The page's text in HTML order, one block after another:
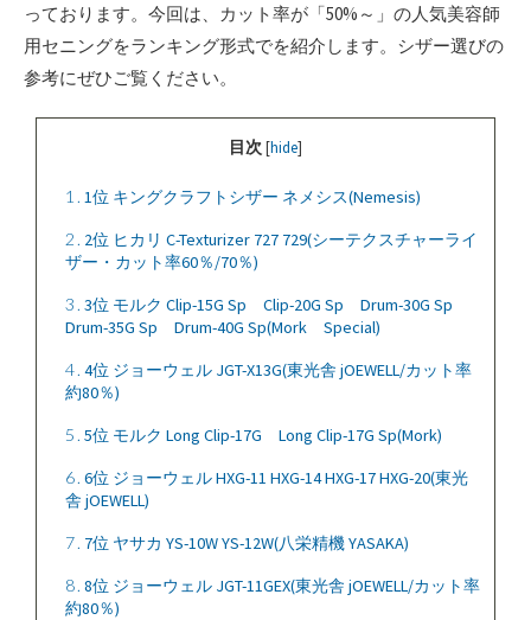
っております。今回は、カット率が「50%～」の人気美容師
用セニングをランキング形式でを紹介します。シザー選びの
参考にぜひご覧ください。
目次 [hide]
1 1位 キングクラフトシザー ネメシス(Nemesis)
2 2位 ヒカリ C-Texturizer 727 729(シーテクスチャーライ
ザー・カット率60％/70％)
3 3位 モルク Clip-15G Sp Clip-20G Sp Drum-30G Sp
Drum-35G Sp Drum-40G Sp(Mork Special)
4 4位 ジョーウェル JGT-X13G(東光舎 jOEWELL/カット率
約80％)
5 5位 モルク Long Clip-17G Long Clip-17G Sp(Mork)
6 6位 ジョーウェル HXG-11 HXG-14 HXG-17 HXG-20(東光
舎 jOEWELL)
7 7位 ヤサカ YS-10W YS-12W(八栄精機 YASAKA)
8 8位 ジョーウェル JGT-11GEX(東光舎 jOEWELL/カット率
約80％)